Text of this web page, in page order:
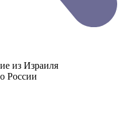
из Израиля
России